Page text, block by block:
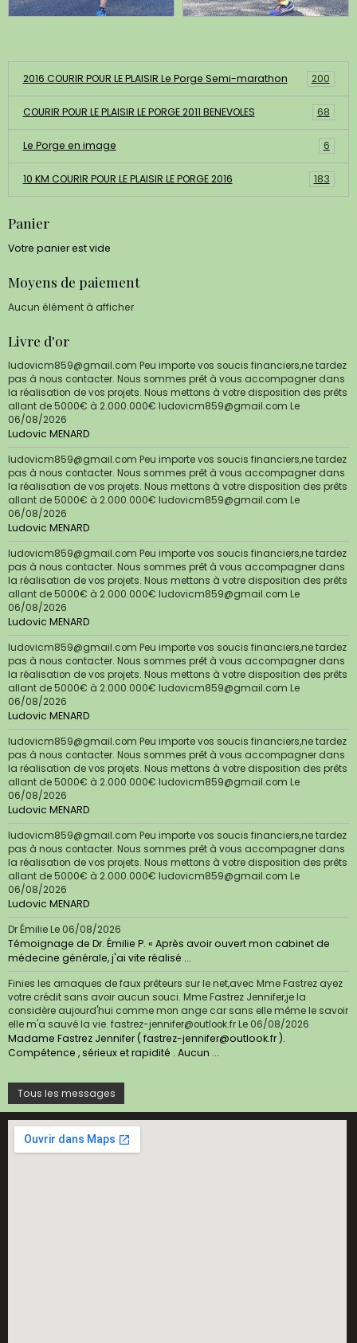
2016 COURIR POUR LE PLAISIR Le Porge Semi-marathon 200
COURIR POUR LE PLAISIR LE PORGE 2011 BENEVOLES 68
Le Porge en image 6
10 KM COURIR POUR LE PLAISIR LE PORGE 2016 183
Panier
Votre panier est vide
Moyens de paiement
Aucun élément à afficher
Livre d'or
ludovicm859@gmail.com Peu importe vos soucis financiers,ne tardez
pas à nous contacter. Nous sommes prêt à vous accompagner dans
la réalisation de vos projets. Nous mettons à votre disposition des prêts
allant de 5000€ à 2.000.000€ ludovicm859@gmail.com Le
06/08/2026
Ludovic MENARD
ludovicm859@gmail.com Peu importe vos soucis financiers,ne tardez
pas à nous contacter. Nous sommes prêt à vous accompagner dans
la réalisation de vos projets. Nous mettons à votre disposition des prêts
allant de 5000€ à 2.000.000€ ludovicm859@gmail.com Le
06/08/2026
Ludovic MENARD
ludovicm859@gmail.com Peu importe vos soucis financiers,ne tardez
pas à nous contacter. Nous sommes prêt à vous accompagner dans
la réalisation de vos projets. Nous mettons à votre disposition des prêts
allant de 5000€ à 2.000.000€ ludovicm859@gmail.com Le
06/08/2026
Ludovic MENARD
ludovicm859@gmail.com Peu importe vos soucis financiers,ne tardez
pas à nous contacter. Nous sommes prêt à vous accompagner dans
la réalisation de vos projets. Nous mettons à votre disposition des prêts
allant de 5000€ à 2.000.000€ ludovicm859@gmail.com Le
06/08/2026
Ludovic MENARD
ludovicm859@gmail.com Peu importe vos soucis financiers,ne tardez
pas à nous contacter. Nous sommes prêt à vous accompagner dans
la réalisation de vos projets. Nous mettons à votre disposition des prêts
allant de 5000€ à 2.000.000€ ludovicm859@gmail.com Le
06/08/2026
Ludovic MENARD
ludovicm859@gmail.com Peu importe vos soucis financiers,ne tardez
pas à nous contacter. Nous sommes prêt à vous accompagner dans
la réalisation de vos projets. Nous mettons à votre disposition des prêts
allant de 5000€ à 2.000.000€ ludovicm859@gmail.com Le
06/08/2026
Ludovic MENARD
Dr ÉmilieLe 06/08/2026
Témoignage de Dr. Émilie P. « Après avoir ouvert mon cabinet de
médecine générale, j'ai vite réalisé ...
Finies les arnaques de faux prêteurs sur le net,avec Mme Fastrez ayez
votre crédit sans avoir aucun souci. Mme Fastrez Jennifer,je la
considère aujourd'hui comme mon ange car sans elle même le savoir
elle m'a sauvé la vie. fastrez-jennifer@outlook.frLe 06/08/2026
Madame Fastrez Jennifer ( fastrez-jennifer@outlook.fr ).
Compétence , sérieux et rapidité . Aucun ...
Tous les messages